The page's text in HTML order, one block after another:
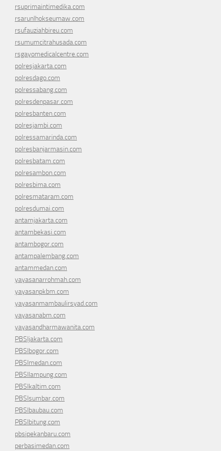
rsuprimaintimedika.com
rsarunlhokseumaw.com
rsufauziahbireu.com
rsumumcitrahusada.com
rsgayomedicalcentre.com
polresjakarta.com
polresdago.com
polressabang.com
polresdenpasar.com
polresbanten.com
polresjambi.com
polressamarinda.com
polresbanjarmasin.com
polresbatam.com
polresambon.com
polresbima.com
polresmataram.com
polresdumai.com
antamjakarta.com
antambekasi.com
antambogor.com
antampalembang.com
antammedan.com
yayasanarrohmah.com
yayasanpkbm.com
yayasanmambaulirsyad.com
yayasanabm.com
yayasandharmawanita.com
PBSIjakarta.com
PBSIbogor.com
PBSImedan.com
PBSIlampung.com
PBSIkaltim.com
PBSIsumbar.com
PBSIbaubau.com
PBSIbitung.com
pbsipekanbaru.com
perbasimedan.com